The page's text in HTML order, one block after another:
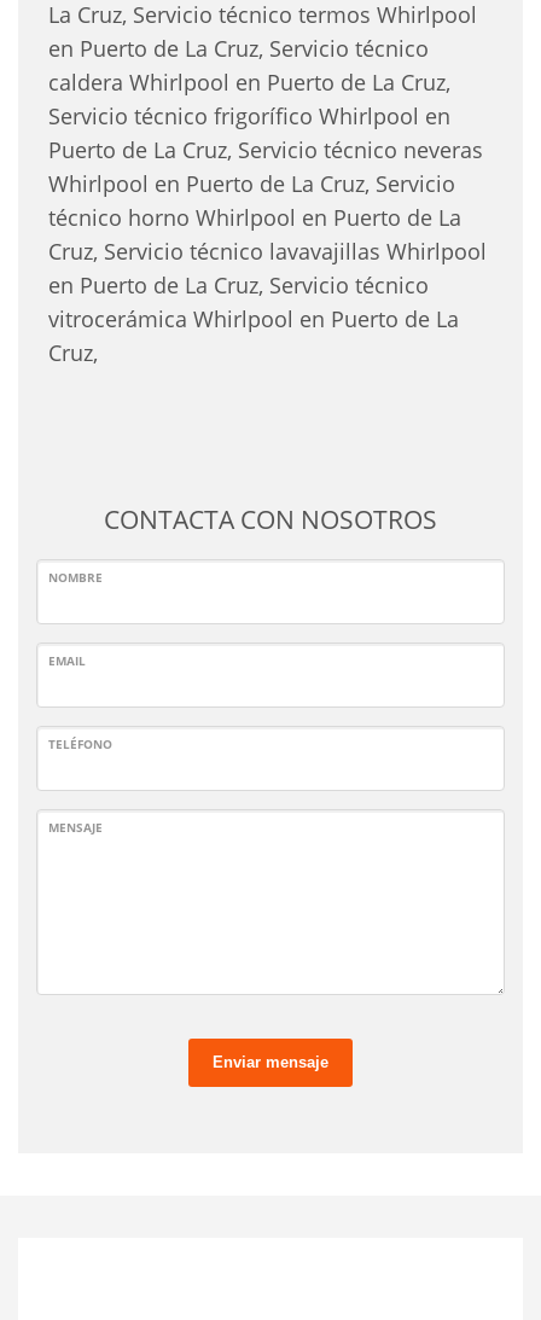
La Cruz, Servicio técnico termos Whirlpool
en Puerto de La Cruz, Servicio técnico
caldera Whirlpool en Puerto de La Cruz,
Servicio técnico frigorífico Whirlpool en
Puerto de La Cruz, Servicio técnico neveras
Whirlpool en Puerto de La Cruz, Servicio
técnico horno Whirlpool en Puerto de La
Cruz, Servicio técnico lavavajillas Whirlpool
en Puerto de La Cruz, Servicio técnico
vitrocerámica Whirlpool en Puerto de La
Cruz,
CONTACTA CON NOSOTROS
NOMBRE
EMAIL
TELÉFONO
MENSAJE
Enviar mensaje